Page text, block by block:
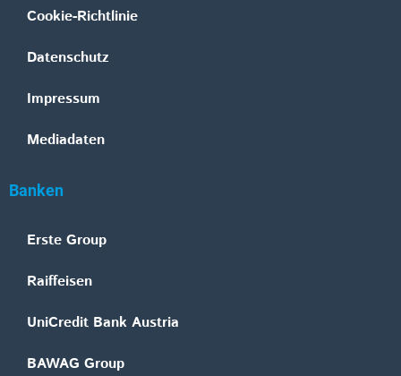
Cookie-Richtlinie
Datenschutz
Impressum
Mediadaten
Banken
Erste Group
Raiffeisen
UniCredit Bank Austria
BAWAG Group